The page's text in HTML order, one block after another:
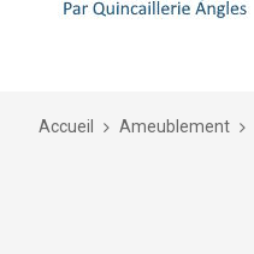
Accueil Ameublement